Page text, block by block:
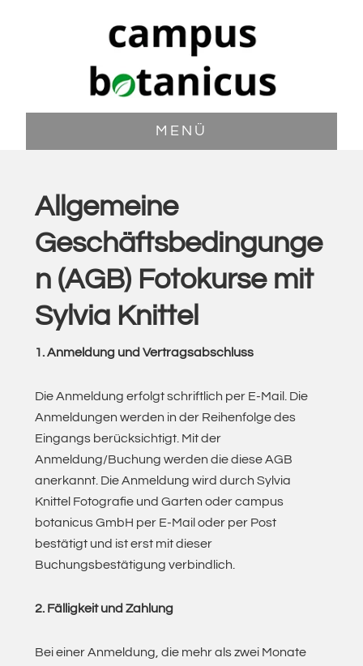
MENÜ
Allgemeine
Geschäftsbedingunge
n (AGB) Fotokurse mit
Sylvia Knittel
1. Anmeldung und Vertragsabschluss
Die Anmeldung erfolgt schriftlich per E-Mail. Die
Anmeldungen werden in der Reihenfolge des
Eingangs berücksichtigt. Mit der
Anmeldung/Buchung werden die diese AGB
anerkannt. Die Anmeldung wird durch Sylvia
Knittel Fotografie und Garten oder campus
botanicus GmbH per E-Mail oder per Post
bestätigt und ist erst mit dieser
Buchungsbestätigung verbindlich.
2. Fälligkeit und Zahlung
Bei einer Anmeldung, die mehr als zwei Monate